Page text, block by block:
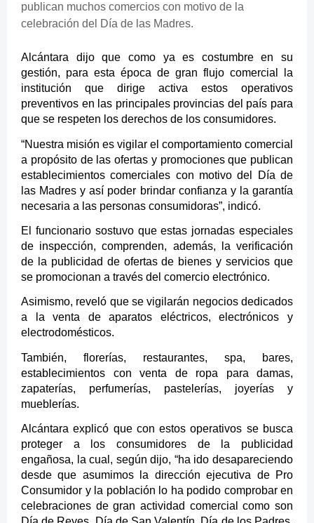
publican muchos comercios con motivo de la
celebración del Día de las Madres.
Alcántara dijo que como ya es costumbre en su
gestión, para esta época de gran flujo comercial la
institución que dirige activa estos operativos
preventivos en las principales provincias del país para
que se respeten los derechos de los consumidores.
“Nuestra misión es vigilar el comportamiento comercial
a propósito de las ofertas y promociones que publican
establecimientos comerciales con motivo del Día de
las Madres y así poder brindar confianza y la garantía
necesaria a las personas consumidoras”, indicó.
El funcionario sostuvo que estas jornadas especiales
de inspección, comprenden, además, la verificación
de la publicidad de ofertas de bienes y servicios que
se promocionan a través del comercio electrónico.
Asimismo, reveló que se vigilarán negocios dedicados
a la venta de aparatos eléctricos, electrónicos y
electrodomésticos.
También, florerías, restaurantes, spa, bares,
establecimientos con venta de ropa para damas,
zapaterías, perfumerías, pastelerías, joyerías y
mueblerías.
Alcántara explicó que con estos operativos se busca
proteger a los consumidores de la publicidad
engañosa, la cual, según dijo, “ha ido desapareciendo
desde que asumimos la dirección ejecutiva de Pro
Consumidor y la población lo ha podido comprobar en
celebraciones de gran actividad comercial como son